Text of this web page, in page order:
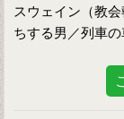
スウェイン（教
ちする男／列車